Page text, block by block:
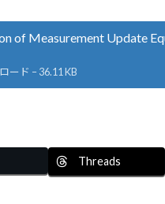
of Measurement Update
ード – 36.11 KB
Threads